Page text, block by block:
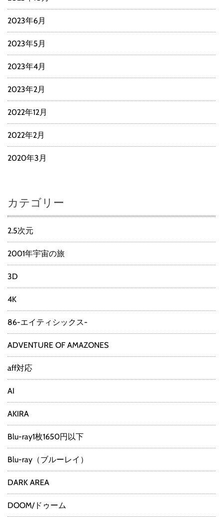
2023年6月
2023年5月
2023年4月
2023年2月
2022年12月
2022年2月
2020年3月
カテゴリー
2.5次元
2001年宇宙の旅
3D
4K
86-エイティシックス-
ADVENTURE OF AMAZONES
aff対応
AI
AKIRA
Blu-ray1枚1650円以下
Blu-ray（ブルーレイ）
DARK AREA
DOOM/ドゥーム